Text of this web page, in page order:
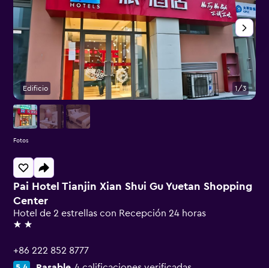
Pai Hotel Tianjin Xian Shui Gu Yuetan Shopping
Center
Hotel de 2 estrellas con Recepción 24 horas
2 estrellas
+86 222 852 8777
Edificio 1/3
Fotos